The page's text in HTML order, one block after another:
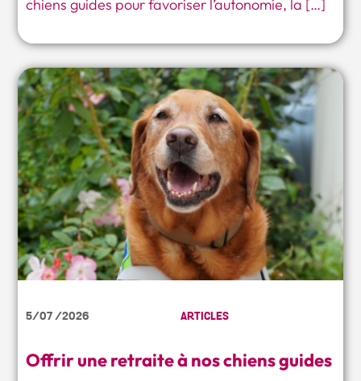
chiens guides pour favoriser l’autonomie, la […]
Offrir une retraite à nos chiens guides
5/07 /2026 ARTICLES